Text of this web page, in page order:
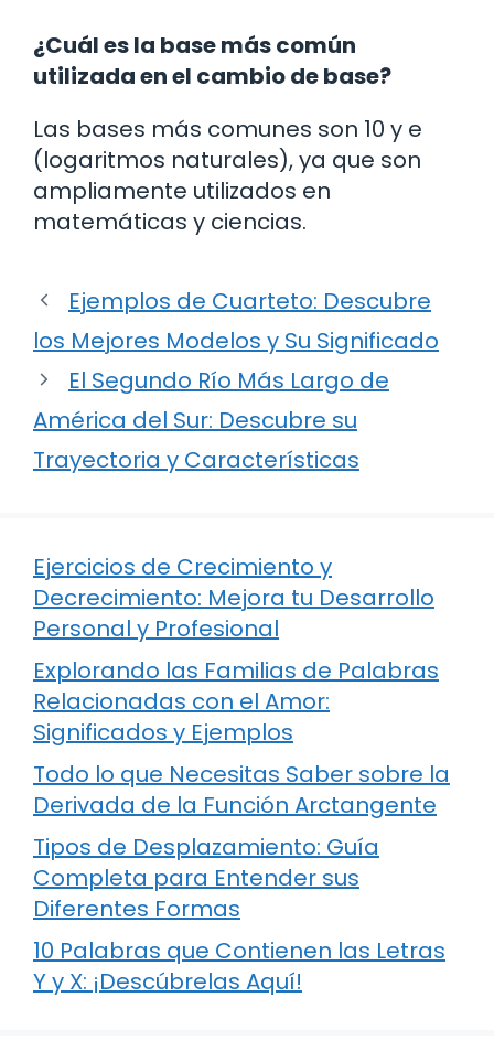
¿Cuál es la base más común
utilizada en el cambio de base?
Las bases más comunes son 10 y e
(logaritmos naturales), ya que son
ampliamente utilizados en
matemáticas y ciencias.
Ejemplos de Cuarteto: Descubre
los Mejores Modelos y Su Significado
El Segundo Río Más Largo de
América del Sur: Descubre su
Trayectoria y Características
Ejercicios de Crecimiento y
Decrecimiento: Mejora tu Desarrollo
Personal y Profesional
Explorando las Familias de Palabras
Relacionadas con el Amor:
Significados y Ejemplos
Todo lo que Necesitas Saber sobre la
Derivada de la Función Arctangente
Tipos de Desplazamiento: Guía
Completa para Entender sus
Diferentes Formas
10 Palabras que Contienen las Letras
Y y X: ¡Descúbrelas Aquí!